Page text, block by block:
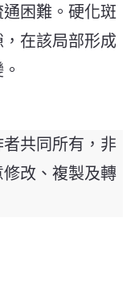
困難。硬化斑
在該局部形成
共同所有，非
改、複製及轉